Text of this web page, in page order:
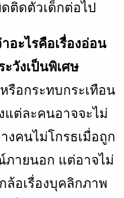
ติดตัวเด็กต่อไป
อะไรคือเรื่องอ่อน
วังเป็นพิเศษ
รือกระทบกระเทือน
แต่ละคนอาจจะไม่
งคนไม่โกรธเมื่อถูก
ภายนอก แต่อาจไม่
ล้อเรื่องบุคลิกภาพ